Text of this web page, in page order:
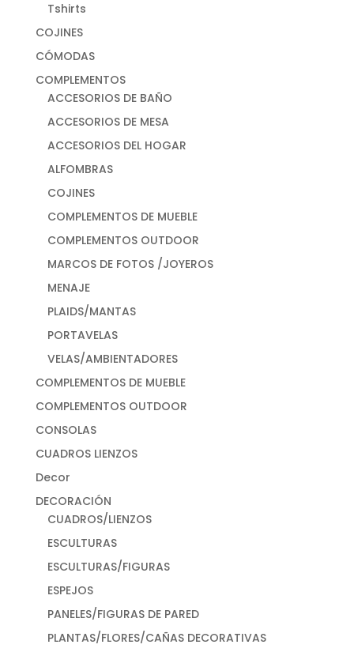
Tshirts
COJINES
CÓMODAS
COMPLEMENTOS
ACCESORIOS DE BAÑO
ACCESORIOS DE MESA
ACCESORIOS DEL HOGAR
ALFOMBRAS
COJINES
COMPLEMENTOS DE MUEBLE
COMPLEMENTOS OUTDOOR
MARCOS DE FOTOS /JOYEROS
MENAJE
PLAIDS/MANTAS
PORTAVELAS
VELAS/AMBIENTADORES
COMPLEMENTOS DE MUEBLE
COMPLEMENTOS OUTDOOR
CONSOLAS
CUADROS LIENZOS
Decor
DECORACIÓN
CUADROS/LIENZOS
ESCULTURAS
ESCULTURAS/FIGURAS
ESPEJOS
PANELES/FIGURAS DE PARED
PLANTAS/FLORES/CAÑAS DECORATIVAS